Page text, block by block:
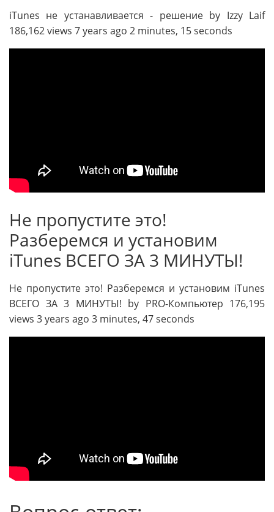
iTunes не устанавливается - решение by Izzy Laif
186,162 views 7 years ago 2 minutes, 15 seconds
Не пропустите это!
Разберемся и установим
iTunes ВСЕГО ЗА 3 МИНУТЫ!
Не пропустите это! Разберемся и установим iTunes
ВСЕГО ЗА 3 МИНУТЫ! by PRO-Компьютер 176,195
views 3 years ago 3 minutes, 47 seconds